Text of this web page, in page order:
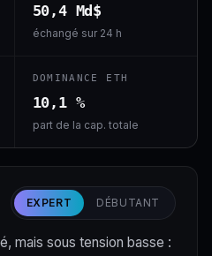
50,4 Md$
échangé sur 24 h
DOMINANCE ETH
10,1 %
part de la cap. totale
EXPERT DÉBUTANT
mais sous tension basse :